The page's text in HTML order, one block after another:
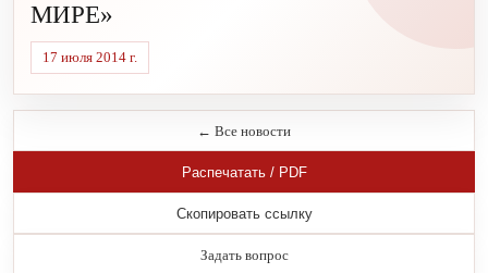
МИРЕ»
17 июля 2014 г.
← Все новости
Распечатать / PDF
Скопировать ссылку
Задать вопрос